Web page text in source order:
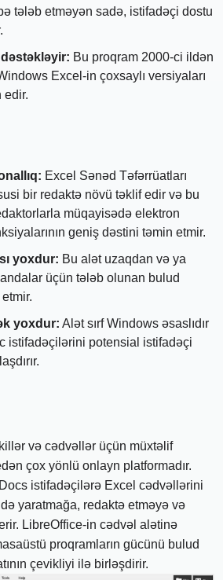
tələb etməyən sadə, istifadəçi dostu
Bu proqram 2000-ci ildən
Excel-in çoxsaylı versiyaları
edir.
Excel Sənəd Təfərrüatları
bir redaktə növü təklif edir və bu
müqayisədə elektron
geniş dəstini təmin etmir.
yoxdur: Bu alət uzaqdan və ya
üçün tələb olunan bulud
yoxdur: Alət sırf Windows əsaslıdır
istifadəçilərini potensial istifadəçi
və cədvəllər üçün müxtəlif
çox yönlü onlayn platformadır.
istifadəçilərə Excel cədvəllərini
yaratmağa, redaktə etməyə və
LibreOffice-in cədvəl alətinə
proqramların gücünü bulud
çevikliyi ilə birləşdirir.